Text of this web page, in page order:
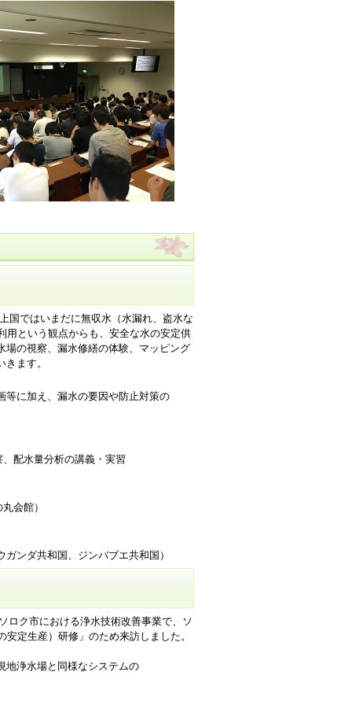
ではいまだに無収水（水漏れ、盗水な
用という観点からも、安全な水の安定供
場の視察、漏水修繕の体験、マッピング
ます。
に加え、漏水の要因や防止対策の
水量分析の講義・実習
会館）
ダ共和国、ジンバブエ共和国）
ク市における浄水技術改善事業で、ソ
定生産）研修」のため来訪しました。
浄水場と同様なシステムの